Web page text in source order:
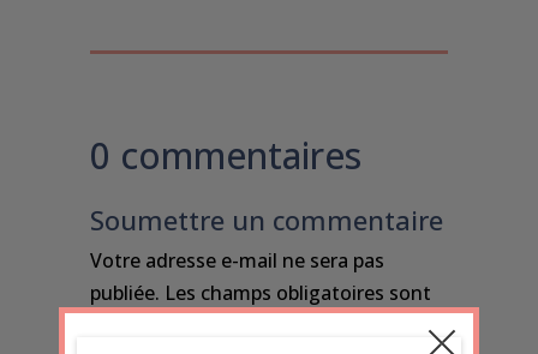
0 commentaires
Soumettre un commentaire
Votre adresse e-mail ne sera pas
publiée. Les champs obligatoires sont